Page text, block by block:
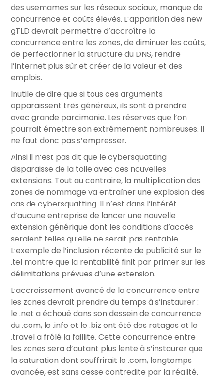
des usemames sur les réseaux sociaux, manque de
concurrence et coûts élevés. L’apparition des new
gTLD devrait permettre d’accroître la
concurrence entre les zones, de diminuer les coûts,
de perfectionner la structure du DNS, rendre
l’Internet plus sûr et créer de la valeur et des
emplois.
Inutile de dire que si tous ces arguments
apparaissent très généreux, ils sont à prendre
avec grande parcimonie. Les réserves que l’on
pourrait émettre son extrêmement nombreuses. Il
ne faut donc pas s’empresser.
Ainsi il n’est pas dit que le cybersquatting
disparaisse de la toile avec ces nouvelles
extensions. Tout au contraire, la multiplication des
zones de nommage va entraîner une explosion des
cas de cybersquatting. Il n’est dans l’intérêt
d’aucune entreprise de lancer une nouvelle
extension générique dont les conditions d’accès
seraient telles qu’elle ne serait pas rentable.
L’exemple de l’inclusion récente de publicité sur le
.tel montre que la rentabilité finit par primer sur les
délimitations prévues d’une extension.
L’accroissement avancé de la concurrence entre
les zones devrait prendre du temps à s’instaurer :
le .net a échoué dans son dessein de concurrence
du .com, le .info et le .biz ont été des ratages et le
.travel a frôlé la faillite. Cette concurrence entre
les zones sera d’autant plus lente à s’instaurer que
la saturation dont souffrirait le .com, longtemps
avancée, est sans cesse contredite par la réalité.